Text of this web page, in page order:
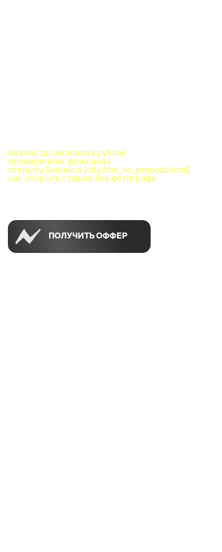
бизнес до миллиона рублей
проверенная франшиза
открыть бизнес в {city_title_nc_prepositional}
как открыть студию без фотографа
ПОЛУЧИТЬ ОФФЕР